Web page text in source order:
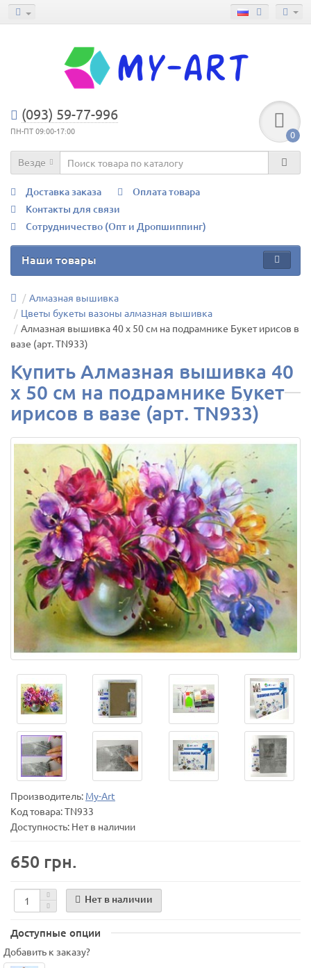
(093) 59-77-996
ПН-ПТ 09:00-17:00 0
Везде
Доставка заказа
Оплата товара
Контакты для связи
Сотрудничество (Опт и Дропшиппинг)
Наши товары
Алмазная вышивка
Цветы букеты вазоны алмазная вышивка
Алмазная вышивка 40 х 50 см на подрамнике Букет ирисов в
вазе (арт. TN933)
Купить Алмазная вышивка 40
х 50 см на подрамнике Букет
ирисов в вазе (арт. TN933)
Производитель: My-Art
Код товара:TN933
Доступность: Нет в наличии
650 грн.
Нет в наличии
Доступные опции
Добавить к заказу?